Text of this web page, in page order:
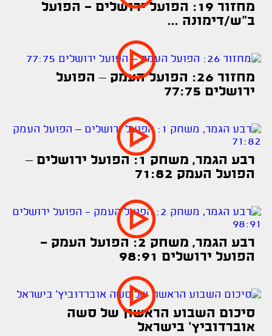
מחזור 19: הפועל ירושלים - הפועל
ב"ש/דימונה ...
מחזור 26: הפועל העמק – הפועל
ירושלים 77:75
רבע הגמר, משחק 1: הפועל ירושלים –
הפועל העמק 71:82
רבע הגמר, משחק 2: הפועל העמק -
הפועל ירושלים 98:91
סיכום השבוע הראשון של סשה
אוברדוביץ׳ בישראל